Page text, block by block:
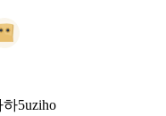
하5uziho